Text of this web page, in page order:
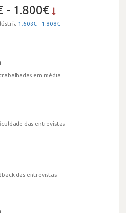
- 1.800€
1.608€ - 1.808€
em média
das entrevistas
das entrevistas